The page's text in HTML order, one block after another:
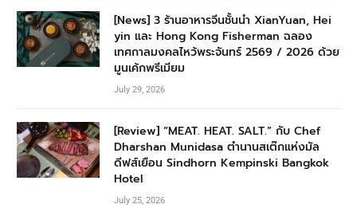
[News] 3 ร้านอาหารจีนชั้นนำ XianYuan, Hei
yin และ Hong Kong Fisherman ฉลอง
เทศกาลมงคลไหว้พระจันทร์ 2569 / 2026 ด้วย
มูนเค้กพรีเมียม
July 29, 2026
[Review] “MEAT. HEAT. SALT.” กับ Chef
Dharshan Munidasa ตำนานสเต๊กแห่งมัล
ดีฟส์เยือน Sindhorn Kempinski Bangkok
Hotel
July 25, 2026